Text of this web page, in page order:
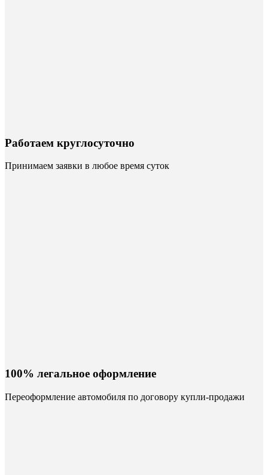
Работаем круглосуточно
Принимаем заявки в любое время суток
100% легальное оформление
Переоформление автомобиля по договору купли-продажи